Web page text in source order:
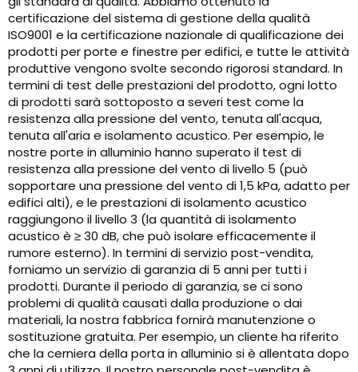
certificazione del sistema di gestione della qualità
ISO9001 e la certificazione nazionale di qualificazione dei
prodotti per porte e finestre per edifici, e tutte le attività
produttive vengono svolte secondo rigorosi standard. In
termini di test delle prestazioni del prodotto, ogni lotto
di prodotti sarà sottoposto a severi test come la
resistenza alla pressione del vento, tenuta all'acqua,
tenuta all'aria e isolamento acustico. Per esempio, le
nostre porte in alluminio hanno superato il test di
resistenza alla pressione del vento di livello 5 (può
sopportare una pressione del vento di 1,5 kPa, adatto per
edifici alti), e le prestazioni di isolamento acustico
raggiungono il livello 3 (la quantità di isolamento
acustico è ≥ 30 dB, che può isolare efficacemente il
rumore esterno). In termini di servizio post-vendita,
forniamo un servizio di garanzia di 5 anni per tutti i
prodotti. Durante il periodo di garanzia, se ci sono
problemi di qualità causati dalla produzione o dai
materiali, la nostra fabbrica fornirà manutenzione o
sostituzione gratuita. Per esempio, un cliente ha riferito
che la cerniera della porta in alluminio si è allentata dopo